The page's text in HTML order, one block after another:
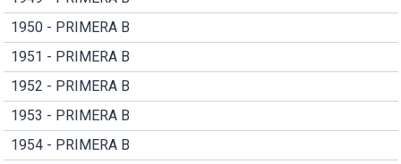
1950 - PRIMERA B
1951 - PRIMERA B
1952 - PRIMERA B
1953 - PRIMERA B
1954 - PRIMERA B